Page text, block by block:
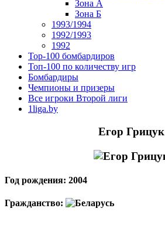
Зона А
Зона Б
1993/1994
1992/1993
1992
Top-100 бомбардиров
Топ-100 по количеству игр
Бомбардиры
Чемпионы и призеры
Все игроки Второй лиги
1liga.by
Егор Грицук
Год рождения: 2004
Гражданство: